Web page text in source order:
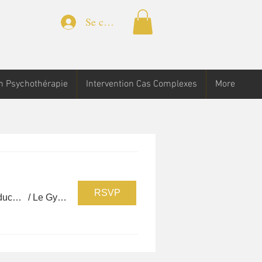
Se connecter
Psychothérapie Intervention Cas Complexes More
Agitation, opposition, TDAH : Repenser l’accompagnement des familles Psychoéducation, entretiens familiaux systémiques / Le Gymnase RSVP